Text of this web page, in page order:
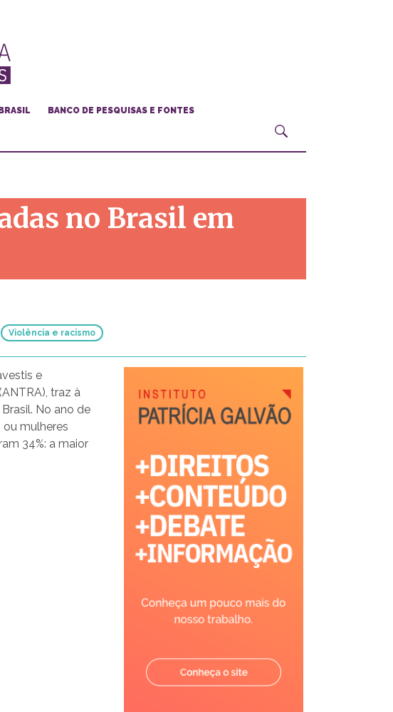
BANCO DE PESQUISAS E FONTES
no Brasil em
Violência e racismo
e
traz à
No ano de
mulheres
34%: a maior